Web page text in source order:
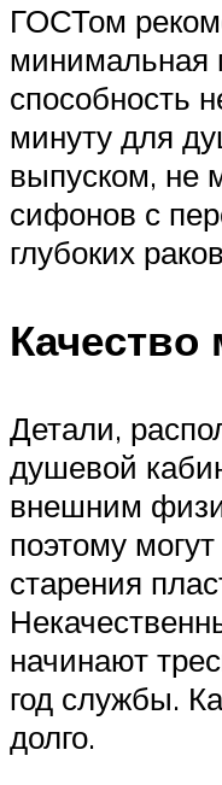
ГОСТом
минимальная
способность
минуту для
выпуском, не
сифонов с
глубоких
Качество
Детали,
душевой
внешним
поэтому
старения
начинают
год службы.
долго.